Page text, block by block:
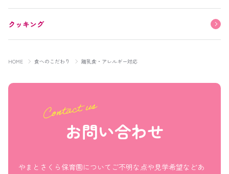
クッキング
HOME 食へのこだわり 離乳食・アレルギー対応
お問い合わせ
やまとさくら保育園についてご不明な点や見学希望などあ